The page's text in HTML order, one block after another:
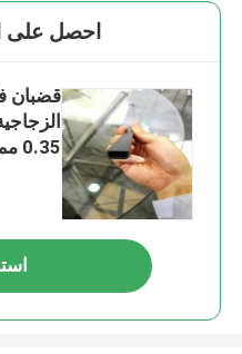
احصل
قضبان
0.35 مم